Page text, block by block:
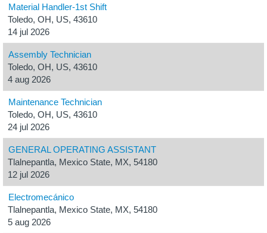
Material Handler-1st Shift
Toledo, OH, US, 43610
14 jul 2026
Assembly Technician
Toledo, OH, US, 43610
4 aug 2026
Maintenance Technician
Toledo, OH, US, 43610
24 jul 2026
GENERAL OPERATING ASSISTANT
Tlalnepantla, Mexico State, MX, 54180
12 jul 2026
Electromecánico
Tlalnepantla, Mexico State, MX, 54180
5 aug 2026